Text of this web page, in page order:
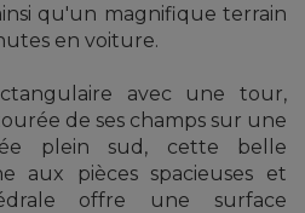
qu'un magnifique terrain
en voiture.
avec une tour,
de ses champs sur une
plein sud, cette belle
aux pièces spacieuses et
offre une surface